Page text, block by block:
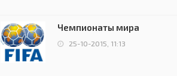
Чемпионаты мира
25-10-2015, 11:13